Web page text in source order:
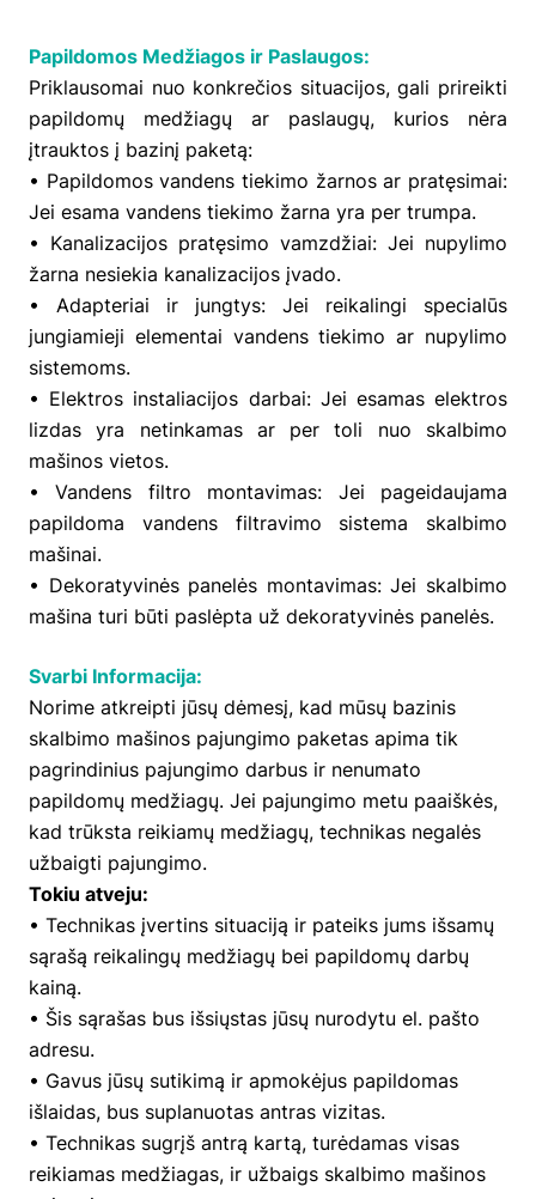
Papildomos Medžiagos ir Paslaugos:
Priklausomai nuo konkrečios situacijos, gali prireikti
papildomų medžiagų ar paslaugų, kurios nėra
įtrauktos į bazinį paketą:
• Papildomos vandens tiekimo žarnos ar pratęsimai:
Jei esama vandens tiekimo žarna yra per trumpa.
• Kanalizacijos pratęsimo vamzdžiai: Jei nupylimo
žarna nesiekia kanalizacijos įvado.
• Adapteriai ir jungtys: Jei reikalingi specialūs
jungiamieji elementai vandens tiekimo ar nupylimo
sistemoms.
• Elektros instaliacijos darbai: Jei esamas elektros
lizdas yra netinkamas ar per toli nuo skalbimo
mašinos vietos.
• Vandens filtro montavimas: Jei pageidaujama
papildoma vandens filtravimo sistema skalbimo
mašinai.
• Dekoratyvinės panelės montavimas: Jei skalbimo
mašina turi būti paslėpta už dekoratyvinės panelės.
Svarbi Informacija:
Norime atkreipti jūsų dėmesį, kad mūsų bazinis
skalbimo mašinos pajungimo paketas apima tik
pagrindinius pajungimo darbus ir nenumato
papildomų medžiagų. Jei pajungimo metu paaiškės,
kad trūksta reikiamų medžiagų, technikas negalės
užbaigti pajungimo.
Tokiu atveju:
• Technikas įvertins situaciją ir pateiks jums išsamų
sąrašą reikalingų medžiagų bei papildomų darbų
kainą.
• Šis sąrašas bus išsiųstas jūsų nurodytu el. pašto
adresu.
• Gavus jūsų sutikimą ir apmokėjus papildomas
išlaidas, bus suplanuotas antras vizitas.
• Technikas sugrįš antrą kartą, turėdamas visas
reikiamas medžiagas, ir užbaigs skalbimo mašinos